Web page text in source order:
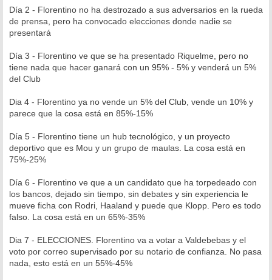
e
Día 2 - Florentino no ha destrozado a sus adversarios en la rueda
de prensa, pero ha convocado elecciones donde nadie se
presentará
Día 3 - Florentino ve que se ha presentado Riquelme, pero no
tiene nada que hacer ganará con un 95% - 5% y venderá un 5%
del Club
Dia 4 - Florentino ya no vende un 5% del Club, vende un 10% y
parece que la cosa está en 85%-15%
Día 5 - Florentino tiene un hub tecnológico, y un proyecto
deportivo que es Mou y un grupo de maulas. La cosa está en
75%-25%
Día 6 - Florentino ve que a un candidato que ha torpedeado con
los bancos, dejado sin tiempo, sin debates y sin experiencia le
mueve ficha con Rodri, Haaland y puede que Klopp. Pero es todo
falso. La cosa está en un 65%-35%
Dia 7 - ELECCIONES. Florentino va a votar a Valdebebas y el
voto por correo supervisado por su notario de confianza. No pasa
nada, esto está en un 55%-45%